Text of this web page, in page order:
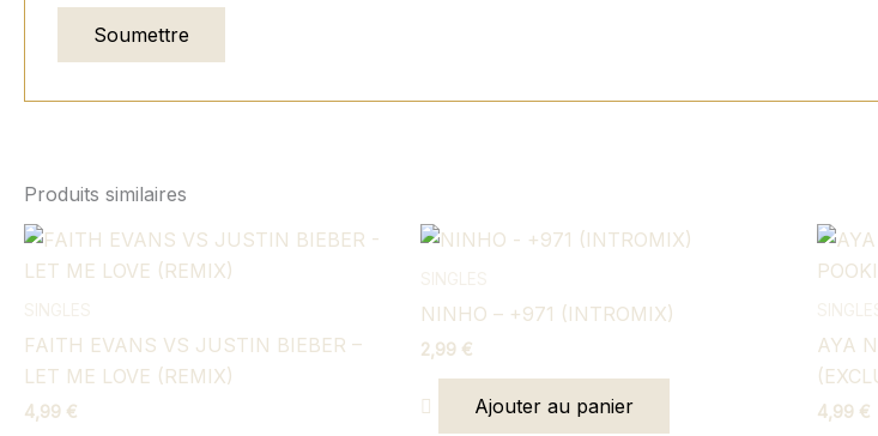
Produits similaires
FAITH EVANS VS JUSTIN BIEBER –
LET ME LOVE (REMIX)
4,99 €
NINHO – +971 (INTROMIX)
2,99 €
Ajouter au panier
AYA
4,99 €